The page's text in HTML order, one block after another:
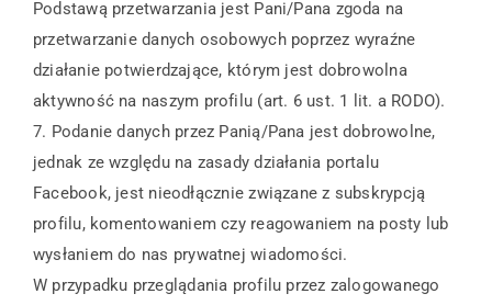
Podstawą przetwarzania jest Pani/Pana zgoda na
przetwarzanie danych osobowych poprzez wyraźne
działanie potwierdzające, którym jest dobrowolna
aktywność na naszym profilu (art. 6 ust. 1 lit. a RODO).
7. Podanie danych przez Panią/Pana jest dobrowolne,
jednak ze względu na zasady działania portalu
Facebook, jest nieodłącznie związane z subskrypcją
profilu, komentowaniem czy reagowaniem na posty lub
wysłaniem do nas prywatnej wiadomości.
W przypadku przeglądania profilu przez zalogowanego